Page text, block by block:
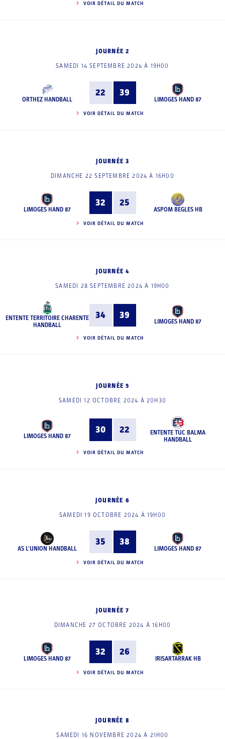
VOIR DÉTAIL DU MATCH
JOURNÉE 2
SAMEDI 14 SEPTEMBRE 2024 À 19H00
ORTHEZ HANDBALL
22 39
LIMOGES HAND 87
VOIR DÉTAIL DU MATCH
JOURNÉE 3
DIMANCHE 22 SEPTEMBRE 2024 À 16H00
LIMOGES HAND 87
32 25
ASPOM BEGLES HB
VOIR DÉTAIL DU MATCH
JOURNÉE 4
SAMEDI 28 SEPTEMBRE 2024 À 19H00
ENTENTE TERRITOIRE CHARENTE
HANDBALL
34 39
LIMOGES HAND 87
VOIR DÉTAIL DU MATCH
JOURNÉE 5
SAMEDI 12 OCTOBRE 2024 À 20H30
LIMOGES HAND 87
30 22
ENTENTE TUC BALMA
HANDBALL
VOIR DÉTAIL DU MATCH
JOURNÉE 6
SAMEDI 19 OCTOBRE 2024 À 19H00
AS L'UNION HANDBALL
35 38
LIMOGES HAND 87
VOIR DÉTAIL DU MATCH
JOURNÉE 7
DIMANCHE 27 OCTOBRE 2024 À 16H00
LIMOGES HAND 87
32 26
IRISARTARRAK HB
VOIR DÉTAIL DU MATCH
JOURNÉE 8
SAMEDI 16 NOVEMBRE 2024 À 21H00